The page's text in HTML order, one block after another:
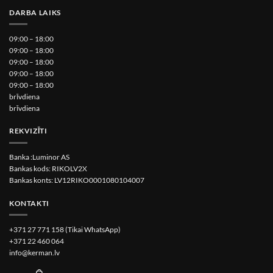
DARBA LAIKS
09:00 – 18:00
09:00 – 18:00
09:00 – 18:00
09:00 – 18:00
09:00 – 18:00
brīvdiena
brīvdiena
REKVIZĪTI
Banka :Luminor AS
Bankas kods: RIKOLV2X
Bankas konts: LV12RIKO0001080104007
KONTAKTI
+371 27 771 158 (Tikai WhatsApp)
+371 22 460 064
info@kerman.lv